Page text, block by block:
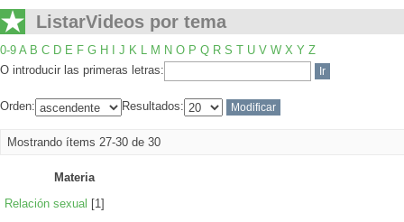
ListarVideos por tema
0-9 A B C D E F G H J K L M N O P Q R S T U V W X Y Z
O introducir las primeras letras:
Orden: Resultados:
Mostrando ítems 27-30 de 30
Materia
Relación sexual [1]